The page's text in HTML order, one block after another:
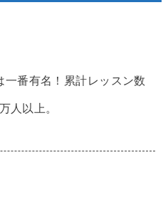
一番有名！累計レッスン数
人以上。